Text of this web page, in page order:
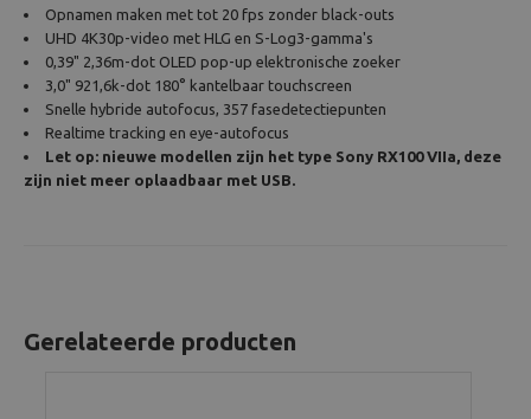
Opnamen maken met tot 20 fps zonder black-outs
UHD 4K30p-video met HLG en S-Log3-gamma's
0,39" 2,36m-dot OLED pop-up elektronische zoeker
3,0" 921,6k-dot 180° kantelbaar touchscreen
Snelle hybride autofocus, 357 fasedetectiepunten
Realtime tracking en eye-autofocus
Let op: nieuwe modellen zijn het type Sony RX100 VIIa, deze
zijn niet meer oplaadbaar met USB.
Gerelateerde producten